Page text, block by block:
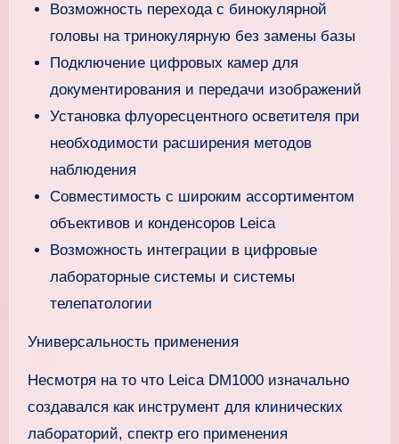
Возможность перехода с бинокулярной
головы на тринокулярную без замены базы
Подключение цифровых камер для
документирования и передачи изображений
Установка флуоресцентного осветителя при
необходимости расширения методов
наблюдения
Совместимость с широким ассортиментом
объективов и конденсоров Leica
Возможность интеграции в цифровые
лабораторные системы и системы
телепатологии
Универсальность применения
Несмотря на то что Leica DM1000 изначально
создавался как инструмент для клинических
лабораторий, спектр его применения